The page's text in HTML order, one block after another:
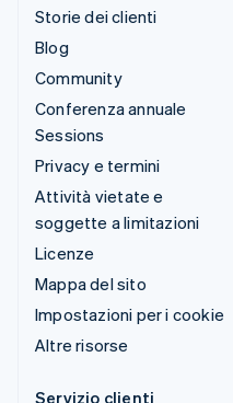
Storie dei clienti
Blog
Community
Conferenza annuale
Sessions
Privacy e termini
Attività vietate e
soggette a limitazioni
Licenze
Mappa del sito
Impostazioni per i cookie
Altre risorse
Servizio clienti